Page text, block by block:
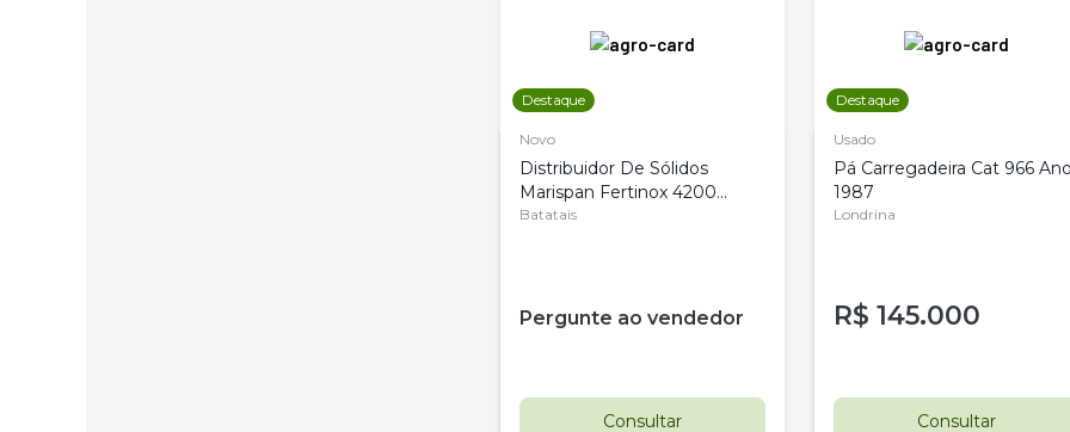
Destaque
Novo
Distribuidor De Sólidos
Marispan Fertinox 4200
Citrus
Batatais
Pergunte ao vendedor
Consultar
Destaque
Usado
Pá Carregadeira Cat 966
1987
Londrina
R$ 145.000
Consultar